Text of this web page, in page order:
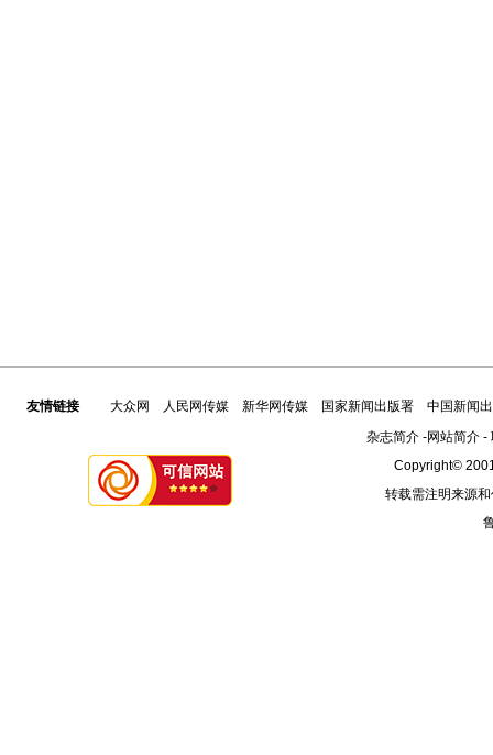
友情链接 大众网 人民网传媒 新华网传媒 国家新闻出版署
中国新闻
杂志简介-网站简介-
Copyright©
转载需注明来源